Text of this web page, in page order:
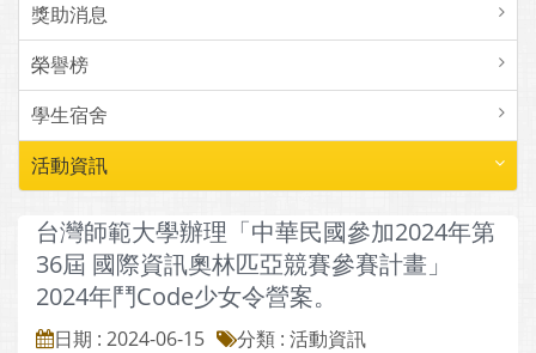
獎助消息
榮譽榜
學生宿舍
活動資訊
台灣師範大學辦理「中華民國參加2024年第
36屆 國際資訊奧林匹亞競賽參賽計畫」
2024年鬥Code少女令營案。
日期 : 2024-06-15
分類 : 活動資訊